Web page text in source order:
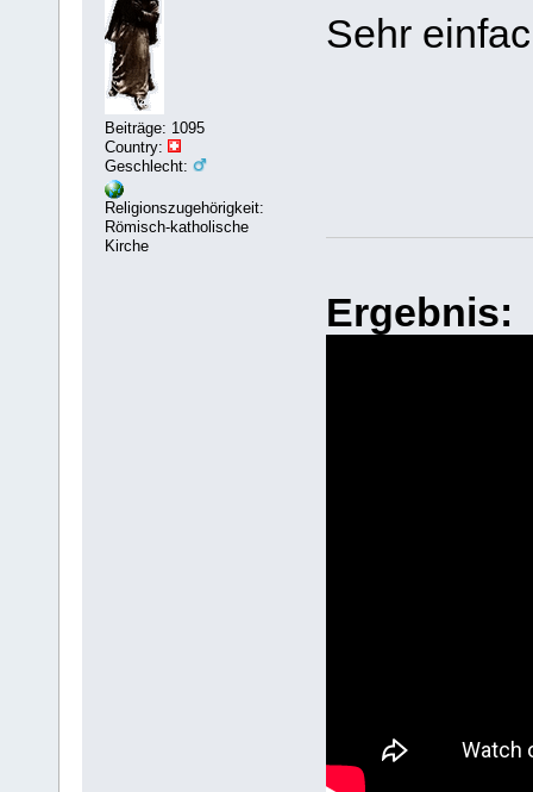
Beiträge: 1095
Country:
Geschlecht:
Religionszugehörigkeit:
Römisch-katholische
Kirche
Sehr
Ergebnis: